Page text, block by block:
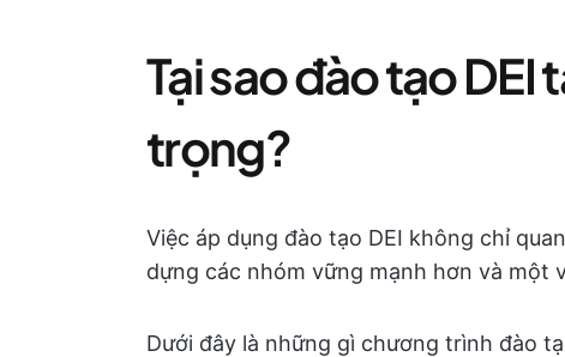
Tại sao đào tạo DEI
trọng?
Việc áp dụng đào tạo DEI không chỉ
dựng các nhóm vững mạnh hơn và một
Dưới đây là những gì chương trình đào